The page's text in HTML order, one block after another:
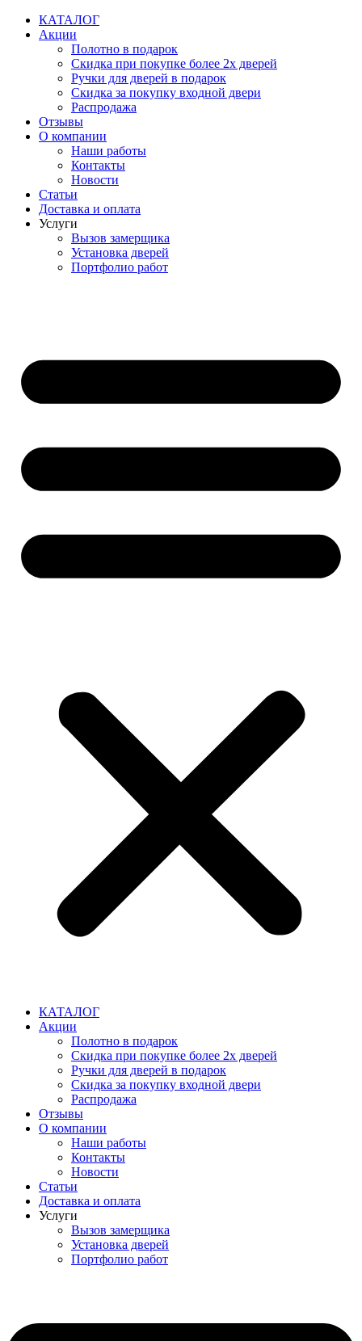
Перейти
содержимому
КАТАЛОГ
Акции
Полотно в подарок
Скидка при покупке более 2х дверей
Ручки для дверей в подарок
Скидка за покупку входной двери
Распродажа
Отзывы
О компании
Наши работы
Контакты
Новости
Статьи
Доставка и оплата
Услуги
Вызов замерщика
Установка дверей
Портфолио работ
КАТАЛОГ
Акции
Полотно в подарок
Скидка при покупке более 2х дверей
Ручки для дверей в подарок
Скидка за покупку входной двери
Распродажа
Отзывы
О компании
Наши работы
Контакты
Новости
Статьи
Доставка и оплата
Услуги
Вызов замерщика
Установка дверей
Портфолио работ